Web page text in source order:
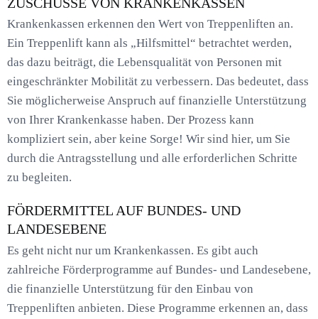
Krankenkassen erkennen den Wert von Treppenliften an.
Ein Treppenlift kann als „Hilfsmittel“ betrachtet werden,
das dazu beiträgt, die Lebensqualität von Personen mit
eingeschränkter Mobilität zu verbessern. Das bedeutet, dass
Sie möglicherweise Anspruch auf finanzielle Unterstützung
von Ihrer Krankenkasse haben. Der Prozess kann
kompliziert sein, aber keine Sorge! Wir sind hier, um Sie
durch die Antragsstellung und alle erforderlichen Schritte
zu begleiten.
FÖRDERMITTEL AUF BUNDES- UND
LANDESEBENE
Es geht nicht nur um Krankenkassen. Es gibt auch
zahlreiche Förderprogramme auf Bundes- und Landesebene,
die finanzielle Unterstützung für den Einbau von
Treppenliften anbieten. Diese Programme erkennen an, dass